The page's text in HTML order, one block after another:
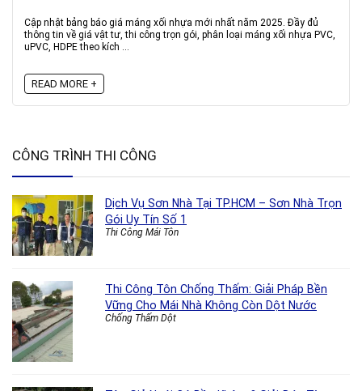
Cập nhật bảng báo giá máng xối nhựa mới nhất năm 2025. Đầy đủ
thông tin về giá vật tư, thi công trọn gói, phân loại máng xối nhựa PVC,
uPVC, HDPE theo kích ...
READ MORE +
CÔNG TRÌNH THI CÔNG
Dịch Vụ Sơn Nhà Tại TP.HCM – Sơn Nhà Trọn
Gói Uy Tín Số 1
Thi Công Mái Tôn
Thi Công Tôn Chống Thấm: Giải Pháp Bền
Vững Cho Mái Nhà Không Còn Dột Nước
Chống Thấm Dột